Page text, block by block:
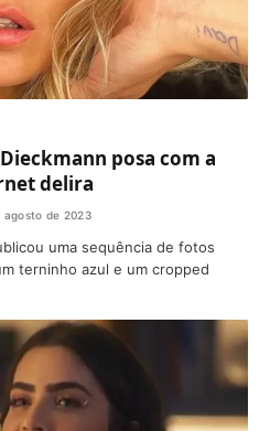
posa com a
delira
agosto de 2023
uma sequência de fotos
terninho azul e um cropped